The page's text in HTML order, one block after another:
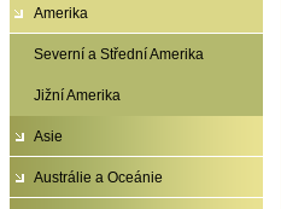
Amerika
Severní a Střední Amerika
Jižní Amerika
Asie
Austrálie a Oceánie